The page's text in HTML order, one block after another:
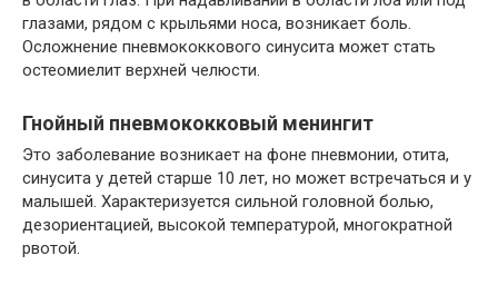
глазами, рядом с крыльями носа, возникает боль.
Осложнение пневмококкового синусита может стать
остеомиелит верхней челюсти.
Гнойный пневмококковый менингит
Это заболевание возникает на фоне пневмонии, отита,
синусита у детей старше 10 лет, но может встречаться и у
малышей. Характеризуется сильной головной болью,
дезориентацией, высокой температурой, многократной
рвотой.